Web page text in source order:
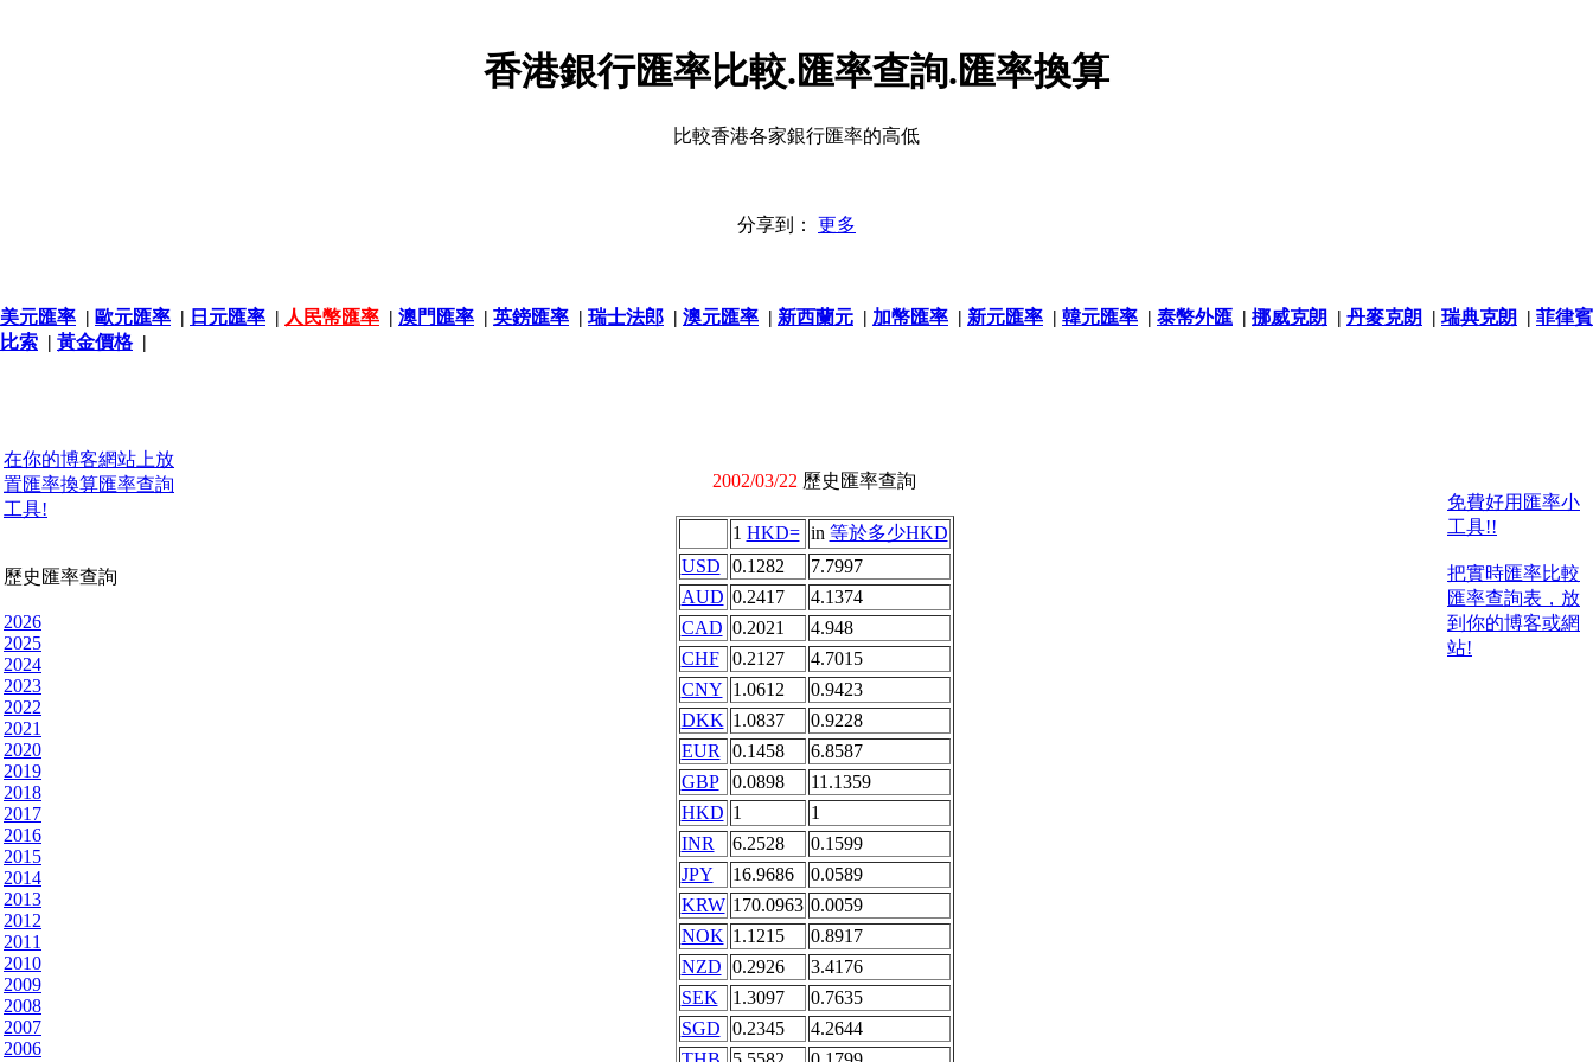
香港銀行匯率比較.匯率查詢.匯率換算
比較香港各家銀行匯率的高低
分享到： 更多
美元匯率 | 歐元匯率 | 日元匯率 | 人民幣匯率 | 澳門匯率 | 英鎊匯率 | 瑞士法郎 | 澳元匯率 | 新西蘭元 | 加幣匯率 | 新元匯率 | 韓元匯率 | 泰幣外匯 | 挪威克朗 | 丹麥克朗 | 瑞典克朗 | 菲律賓
比索 | 黃金價格|
在你的博客網站上放
置匯率換算匯率查詢
工具!
歷史匯率查詢
2026
2025
2024
2023
2022
2021
2020
2019
2018
2017
2016
2015
2014
2013
2012
2011
2010
2009
2008
2007
2006
2002/03/22 歷史匯率查詢
1 HKD= in 等於多少HKD
USD
0.1282
7.7997
AUD 0.2417
4.1374
CAD 0.2021
4.948
CHF
0.2127
4.7015
CNY 1.0612
0.9423
DKK 1.0837
0.9228
EUR
0.1458
6.8587
GBP
0.0898
11.1359
HKD 1
1
INR
6.2528
0.1599
JPY
16.9686
0.0589
KRW 170.0963 0.0059
NOK 1.1215
0.8917
NZD 0.2926
3.4176
SEK
1.3097
0.7635
SGD
0.2345
4.2644
免費好用匯率小
工具!!
把實時匯率比較
匯率查詢表，放
到你的博客或網
站!